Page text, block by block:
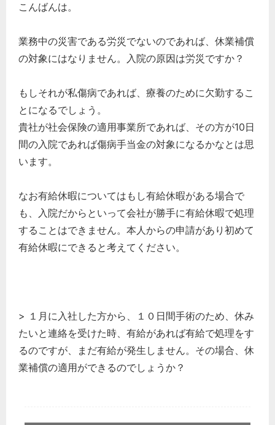
こんばんは。
業務中の災害である労災でないのであれば、休業補償
の対象にはなりません。入院の原因は労災ですか？
もしそれが私傷病であれば、療養のために欠勤するこ
とになるでしょう。
貴社が社会保険の適用事業所であれば、その方が10日
間の入院であれば傷病手当金の対象になるかなとは思
います。
なお有給休暇についてはもし有給休暇がある場合で
も、入院だからといって会社が勝手に有給休暇で処理
することはできません。本人からの申請があり初めて
有給休暇にできると考えてください。
> １月に入社した方から、１０日間手術のため、休み
たいと連絡を受けた時、有給があれば有給で処理をす
るのですが、まだ有給が発生しません。その場合、休
業補償の適用ができるのでしょうか？